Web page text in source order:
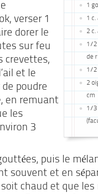
1
1 c.
2 c.
1/2
de
1/2
2
cm
1/3
verser 1
dorer le
sur feu
crevettes,
et le
poudre
en remuant
les
3
puis le
souvent et en
soit chaud et que